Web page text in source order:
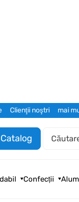
Clienţii noştri mai
Catalog
Confecții